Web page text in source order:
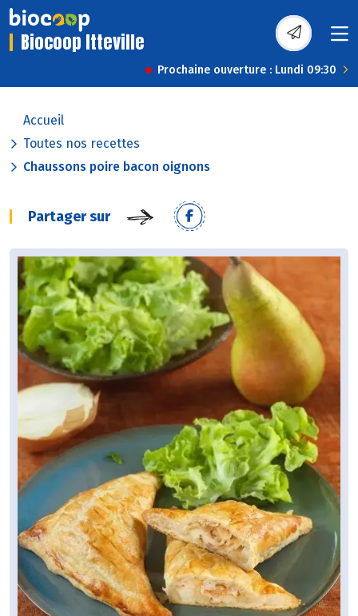
Biocoop Itteville
Prochaine ouverture : Lundi 09:30
Accueil
Toutes nos recettes
Chaussons poire bacon oignons
Partager sur